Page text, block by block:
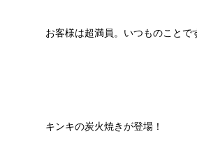
お客様は超満員。いつものこと
キンキの炭火焼きが登場！